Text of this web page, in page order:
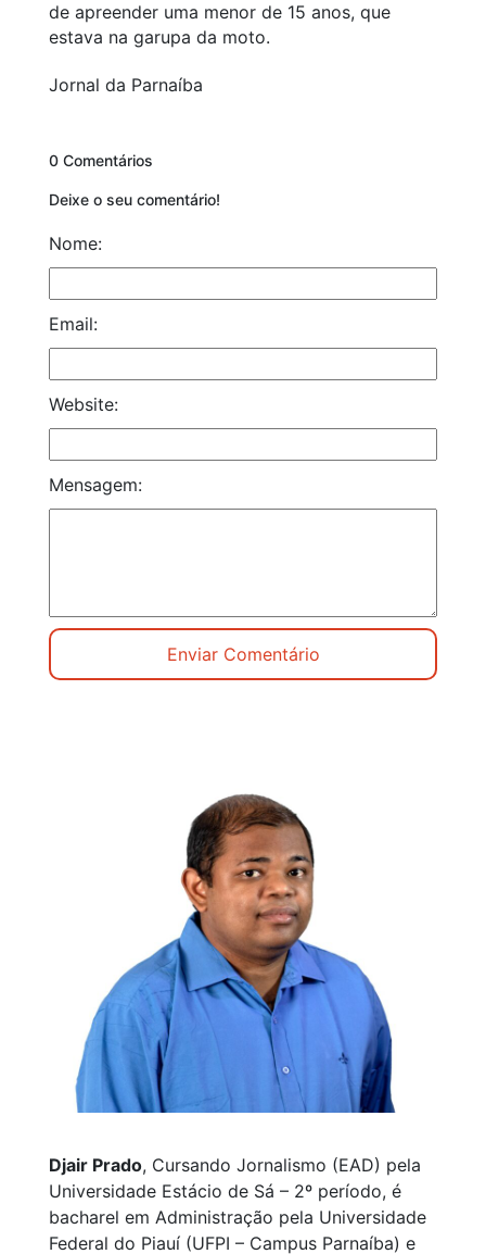
de apreender uma menor de 15 anos, que
estava na garupa da moto.
Jornal da Parnaíba
0 Comentários
Deixe o seu comentário!
Nome:
Email:
Website:
Mensagem:
Djair Prado, Cursando Jornalismo (EAD) pela
Universidade Estácio de Sá – 2º período, é
bacharel em Administração pela Universidade
Federal do Piauí (UFPI – Campus Parnaíba) e